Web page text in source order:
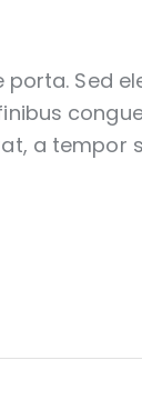
Sed
a tempor